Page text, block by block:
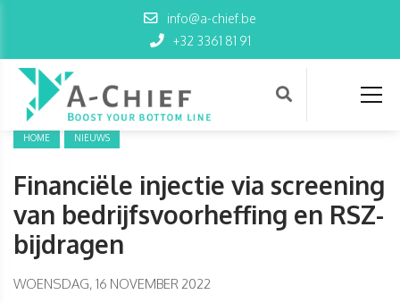
info@a-chief.be
+32 3361 81 91
HOME NIEUWS
Financiële injectie via screening
van bedrijfsvoorheffing en RSZ-
bijdragen
WOENSDAG, 16 NOVEMBER 2022